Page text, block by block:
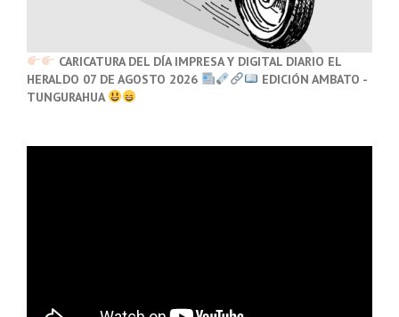
CARICATURA DEL DÍA IMPRESA Y DIGITAL DIARIO EL
HERALDO 07 DE AGOSTO 2026
EDICIÓN AMBATO -
TUNGURAHUA